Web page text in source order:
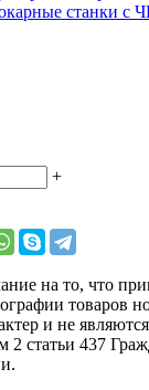
станки с
+
на то, что
товаров
и не
статьи 437